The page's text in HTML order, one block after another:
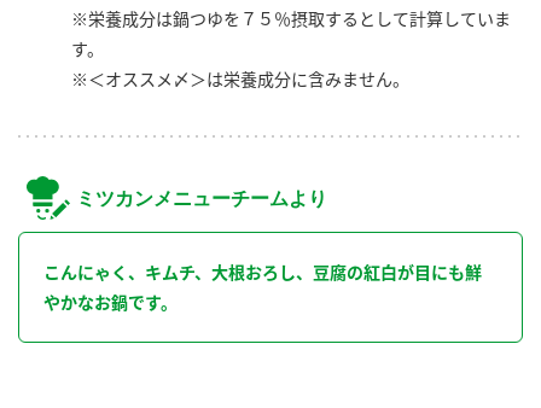
※栄養成分は鍋つゆを７５％摂取するとして計算していま
す。
※＜オススメ〆＞は栄養成分に含みません。
ミツカンメニューチームより
こんにゃく、キムチ、大根おろし、豆腐の紅白が目にも鮮
やかなお鍋です。